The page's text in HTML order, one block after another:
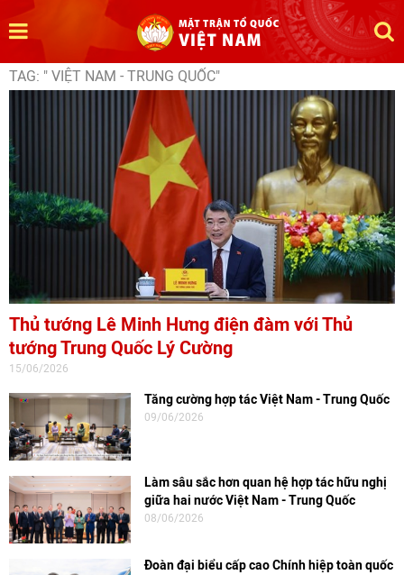
TAG: " VIỆT NAM - TRUNG QUỐC"
Thủ tướng Lê Minh Hưng điện đàm với Thủ
tướng Trung Quốc Lý Cường
15/06/2026
Tăng cường hợp tác Việt Nam - Trung Quốc
09/06/2026
Làm sâu sắc hơn quan hệ hợp tác hữu nghị
giữa hai nước Việt Nam - Trung Quốc
08/06/2026
Đoàn đại biểu cấp cao Chính hiệp toàn quốc